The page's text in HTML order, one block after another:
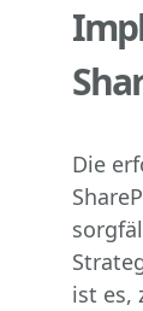
Die
ist es,